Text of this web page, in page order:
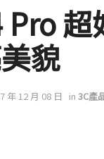
超
貌
年 12 月 08 日 in 3C產